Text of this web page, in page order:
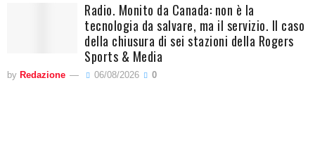
Radio. Monito da Canada: non è la
tecnologia da salvare, ma il servizio. Il caso
della chiusura di sei stazioni della Rogers
Sports & Media
by Redazione 06/08/2026 0